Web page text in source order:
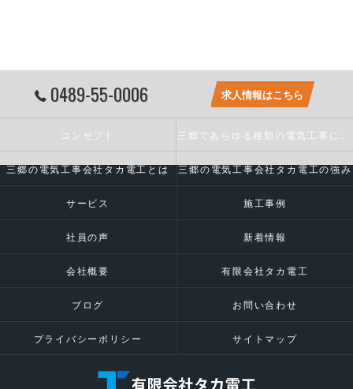
0489-55-0006 求人情報はこちら
コンセプト
三郷の電気工事会社タカ電工とは 三郷の電気工事会社タカ電工の強み
サービス 施工事例
社員の声 新着情報
会社概要 有限会社タカ電工
ブログ お問い合わせ
プライバシーポリシー サイトマップ